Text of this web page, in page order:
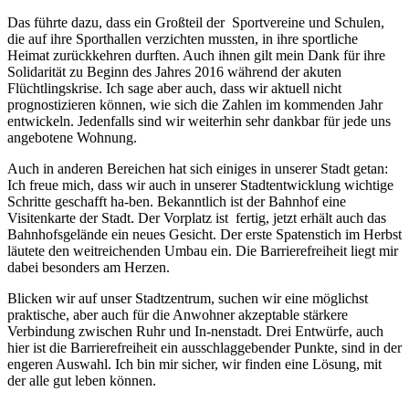
Das führte dazu, dass ein Großteil der Sportvereine und Schulen,
die auf ihre Sporthallen verzichten mussten, in ihre sportliche
Heimat zurückkehren durften. Auch ihnen gilt mein Dank für ihre
Solidarität zu Beginn des Jahres 2016 während der akuten
Flüchtlingskrise. Ich sage aber auch, dass wir aktuell nicht
prognostizieren können, wie sich die Zahlen im kommenden Jahr
entwickeln. Jedenfalls sind wir weiterhin sehr dankbar für jede uns
angebotene Wohnung.
Auch in anderen Bereichen hat sich einiges in unserer Stadt getan:
Ich freue mich, dass wir auch in unserer Stadtentwicklung wichtige
Schritte geschafft ha-ben. Bekanntlich ist der Bahnhof eine
Visitenkarte der Stadt. Der Vorplatz ist fertig, jetzt erhält auch das
Bahnhofsgelände ein neues Gesicht. Der erste Spatenstich im Herbst
läutete den weitreichenden Umbau ein. Die Barrierefreiheit liegt mir
dabei besonders am Herzen.
Blicken wir auf unser Stadtzentrum, suchen wir eine möglichst
praktische, aber auch für die Anwohner akzeptable stärkere
Verbindung zwischen Ruhr und In-nenstadt. Drei Entwürfe, auch
hier ist die Barrierefreiheit ein ausschlaggebender Punkte, sind in der
engeren Auswahl. Ich bin mir sicher, wir finden eine Lösung, mit
der alle gut leben können.